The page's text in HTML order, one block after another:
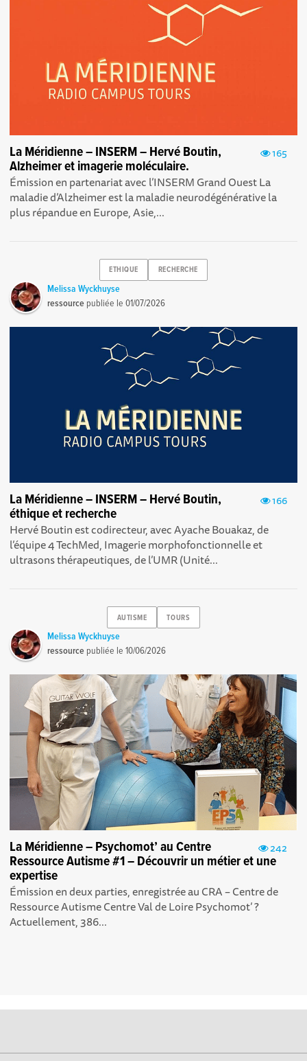
165
La Méridienne – INSERM – Hervé Boutin,
Alzheimer et imagerie moléculaire.
Émission en partenariat avec l’INSERM Grand Ouest La
maladie d’Alzheimer est la maladie neurodégénérative la
plus répandue en Europe, Asie,...
ETHIQUE RECHERCHE
Melissa Wyckhuyse
ressource publiée le01/07/2026
166
La Méridienne – INSERM – Hervé Boutin,
éthique et recherche
Hervé Boutin est codirecteur, avec Ayache Bouakaz, de
l’équipe 4 TechMed, Imagerie morphofonctionnelle et
ultrasons thérapeutiques, de l’UMR (Unité...
AUTISME TOURS
Melissa Wyckhuyse
ressource publiée le10/06/2026
242
La Méridienne – Psychomot’ au Centre
Ressource Autisme #1 – Découvrir un métier et une
expertise
Émission en deux parties, enregistrée au CRA – Centre de
Ressource Autisme Centre Val de Loire Psychomot’ ?
Actuellement, 386...